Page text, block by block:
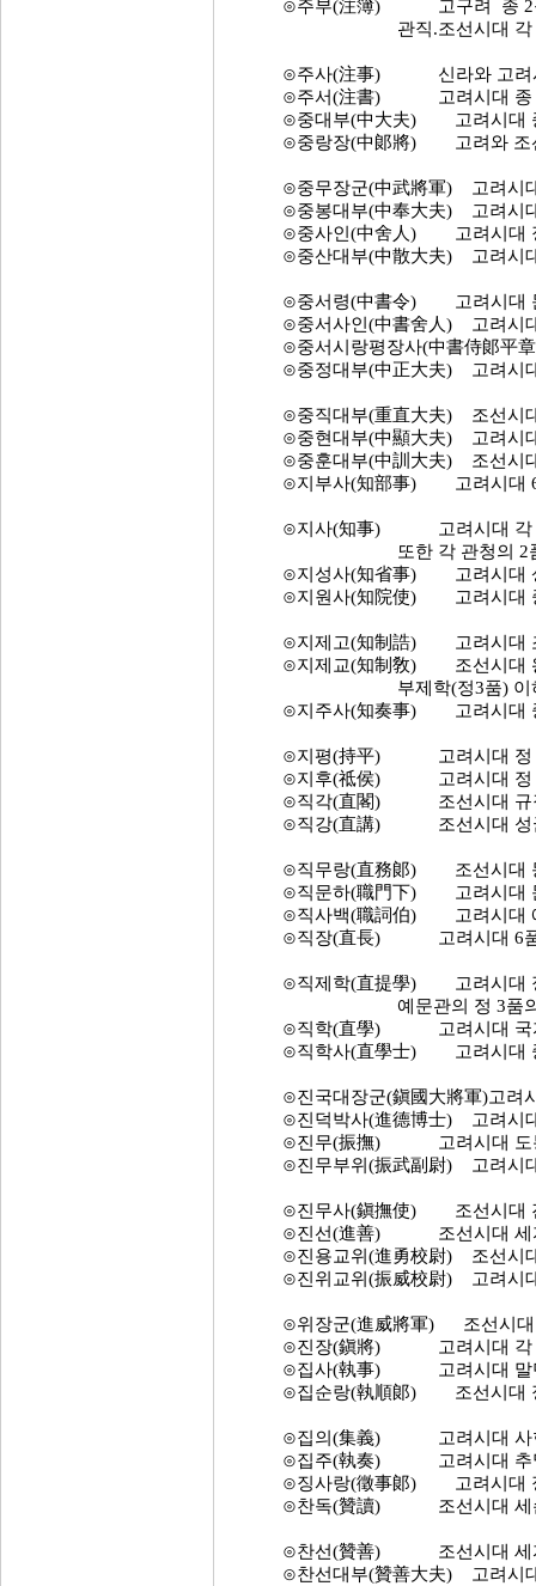
⊙주부(注簿) 고구려 종 2품
관직.조선시대 각 기관
⊙주사(注事) 신라와 고려시
⊙주서(注書) 고려시대 종 7
⊙중대부(中大夫) 고려시대
⊙중랑장(中郞將) 고려와 조선
⊙중무장군(中武將軍) 고려시
⊙중봉대부(中奉大夫) 고려시
⊙중사인(中舍人) 고려시대
⊙중산대부(中散大夫) 고려시
⊙중서령(中書令) 고려시대
⊙중서사인(中書舍人) 고려시
⊙중서시랑평장사(中書侍郞平
⊙중정대부(中正大夫) 고려시
⊙중직대부(重直大夫) 조선시
⊙중현대부(中顯大夫) 고려시
⊙중훈대부(中訓大夫) 조선시
⊙지부사(知部事) 고려시대 6
⊙지사(知事) 고려시대 각 도(
또한 각 관청의 2품에서
⊙지성사(知省事) 고려시대
⊙지원사(知院使) 고려시대
⊙지제고(知制誥) 고려시대 조
⊙지제교(知制敎) 조선시대 왕
부제학(정3품) 이하 부
⊙지주사(知奏事) 고려시대
⊙지평(持平) 고려시대 정 5
⊙지후(祗侯) 고려시대 정 7
⊙직각(直閣) 조선시대 규장
⊙직강(直講) 조선시대 성균
⊙직무랑(直務郞) 조선시대 동
⊙직문하(職門下) 고려시대
⊙직사백(職詞伯) 고려시대 예
⊙직장(直長) 고려시대 6품에
⊙직제학(直提學) 고려시대 정
예문관의 정 3품의 관직.
⊙직학(直學) 고려시대 국자
⊙직학사(直學士) 고려시대
⊙진국대장군(鎭國大將軍)고려
⊙진덕박사(進德博士) 고려시
⊙진무(振撫) 고려시대 도통
⊙진무부위(振武副尉) 고려시
⊙진무사(鎭撫使) 조선시대 진
⊙진선(進善) 조선시대 세자
⊙진용교위(進勇校尉) 조선시
⊙진위교위(振威校尉) 고려시
⊙위장군(進威將軍) 조선시대
⊙진장(鎭將) 고려시대 각 진(
⊙집사(執事) 고려시대 말
⊙집순랑(執順郞) 조선시대
⊙집의(集義) 고려시대 사헌
⊙집주(執奏) 고려시대 추밀
⊙징사랑(徵事郞) 고려시대
⊙찬독(贊讀) 조선시대 세손
⊙찬선(贊善) 조선시대 세자
⊙찬선대부(贊善大夫) 고려시